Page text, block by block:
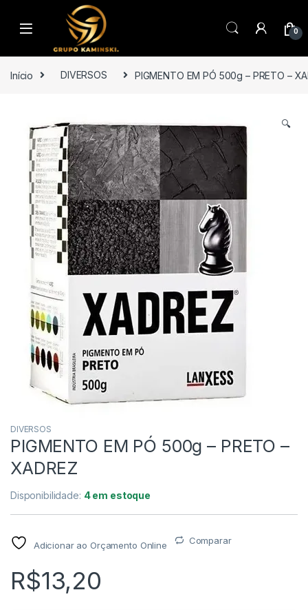
Saltar para navegação
Pular para o conteúdo
0
Início DIVERSOS PIGMENTO EM PÓ 500g – PRETO –
🔍
DIVERSOS
PIGMENTO EM PÓ 500g – PRETO –
XADREZ
Disponibilidade: 4 em estoque
Adicionar ao Orçamento Online Comparar
R$13,20